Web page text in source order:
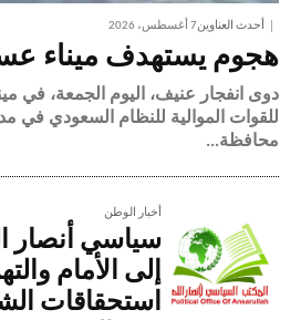
أحدث العناوين7 أغسطس، 2026
هجوم يستهدف ميناء
دوى انفجار عنيف، اليوم الجمعة، في
للقوات الموالية للنظام السعودي في
محافظة...
أخبار الوطن
سياسي أنصار
إلى الأمام
استحقاقات